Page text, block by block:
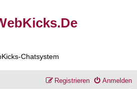
Chatsystem
Anmelden
Registrieren